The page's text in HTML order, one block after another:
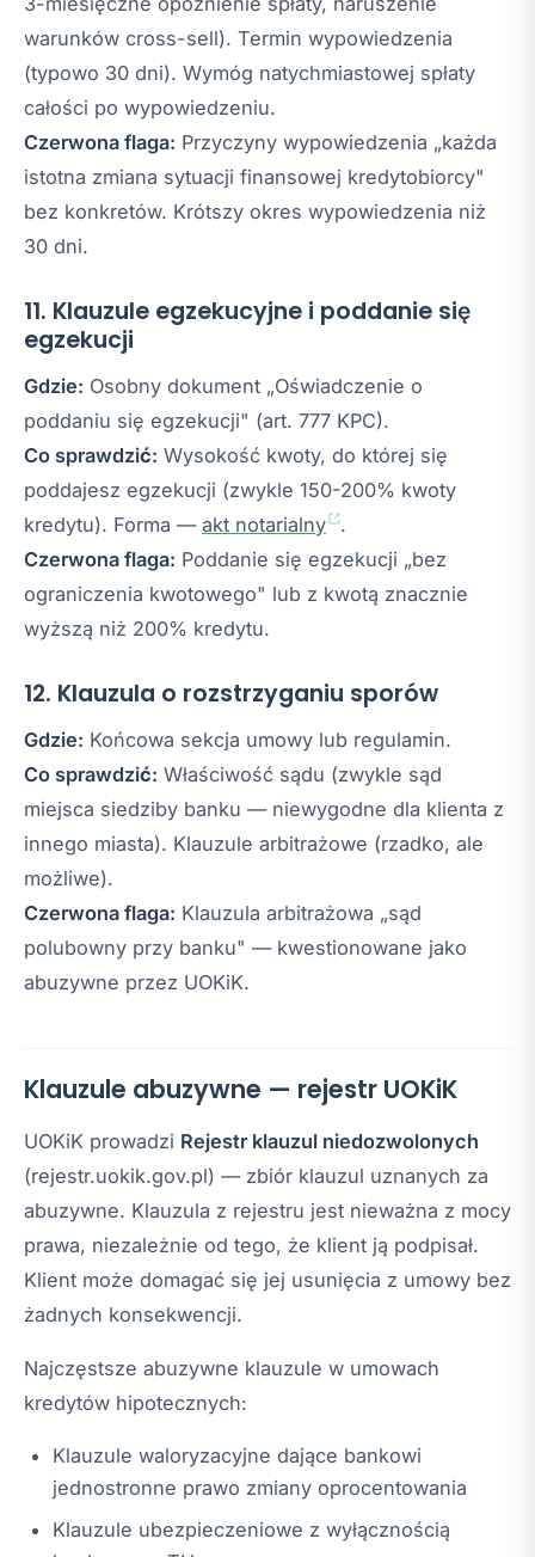
warunków cross-sell). Termin wypowiedzenia
(typowo 30 dni). Wymóg natychmiastowej spłaty
całości po wypowiedzeniu.
Czerwona flaga: Przyczyny wypowiedzenia „każda
istotna zmiana sytuacji finansowej kredytobiorcy"
bez konkretów. Krótszy okres wypowiedzenia niż
30 dni.
11. Klauzule egzekucyjne i poddanie się
egzekucji
Gdzie: Osobny dokument „Oświadczenie o
poddaniu się egzekucji" (art. 777 KPC).
Co sprawdzić: Wysokość kwoty, do której się
poddajesz egzekucji (zwykle 150-200% kwoty
kredytu). Forma — akt notarialny
.
Czerwona flaga: Poddanie się egzekucji „bez
ograniczenia kwotowego" lub z kwotą znacznie
wyższą niż 200% kredytu.
12. Klauzula o rozstrzyganiu sporów
Gdzie: Końcowa sekcja umowy lub regulamin.
Co sprawdzić: Właściwość sądu (zwykle sąd
miejsca siedziby banku — niewygodne dla klienta z
innego miasta). Klauzule arbitrażowe (rzadko, ale
możliwe).
Czerwona flaga: Klauzula arbitrażowa „sąd
polubowny przy banku" — kwestionowane jako
abuzywne przez UOKiK.
Klauzule abuzywne — rejestr UOKiK
UOKiK prowadzi Rejestr klauzul niedozwolonych
(rejestr.uokik.gov.pl) — zbiór klauzul uznanych za
abuzywne. Klauzula z rejestru jest nieważna z mocy
prawa, niezależnie od tego, że klient ją podpisał.
Klient może domagać się jej usunięcia z umowy bez
żadnych konsekwencji.
Najczęstsze abuzywne klauzule w umowach
kredytów hipotecznych:
Klauzule waloryzacyjne dające bankowi
jednostronne prawo zmiany oprocentowania
Klauzule ubezpieczeniowe z wyłącznością